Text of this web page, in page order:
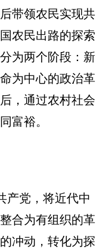
带领农民实现共
农民出路的探索
为两个阶段：新
为中心的政治革
，通过农村社会
富裕。
产党，将近代中
合为有组织的革
冲动，转化为探